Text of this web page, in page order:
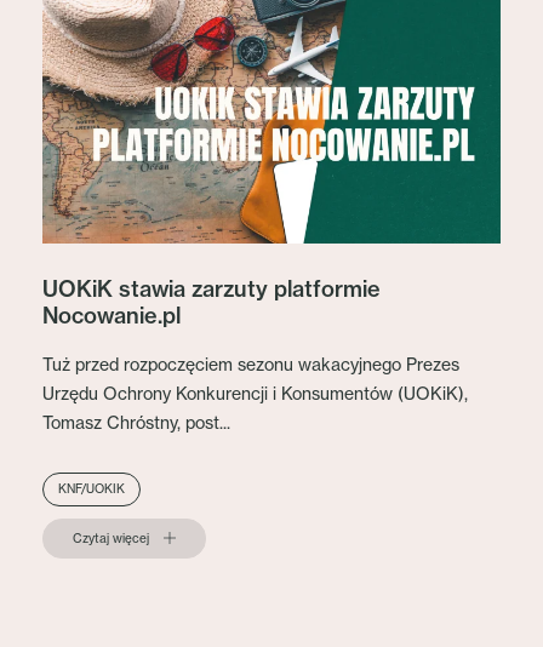
UOKiK stawia zarzuty platformie
Nocowanie.pl
Tuż przed rozpoczęciem sezonu wakacyjnego Prezes
Urzędu Ochrony Konkurencji i Konsumentów (UOKiK),
Tomasz Chróstny, post...
KNF/UOKIK
Czytaj więcej